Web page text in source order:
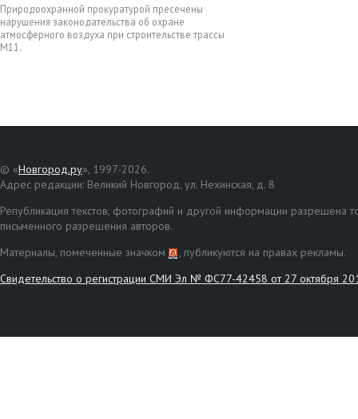
Природоохранной прокуратурой пресечены
нарушения законодательства об охране
атмосферного воздуха при строительстве трассы
М11.
© «Новгород.ру», 1997-2026.
Адрес редакции: Великий Новгород, ул. Нехинская, д. 8
Републикация текстов, фотографий и другой информации разрешена
письменного разрешения авторов.
Материалы, помеченные значком
, публикуются на правах рекламы.
Свидетельство о регистрации СМИ Эл № ФС77-42458 от 27 октября